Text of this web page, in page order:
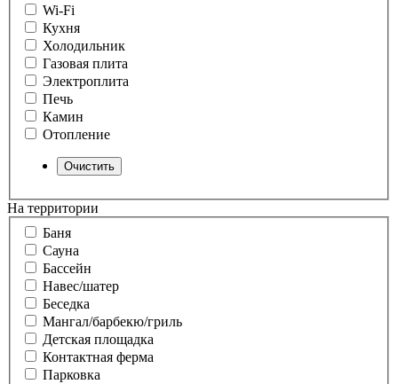
Wi-Fi
Кухня
Холодильник
Газовая плита
Электроплита
Печь
Камин
Отопление
На территории
Баня
Сауна
Бассейн
Навес/шатер
Беседка
Мангал/барбекю/гриль
Детская площадка
Контактная ферма
Парковка